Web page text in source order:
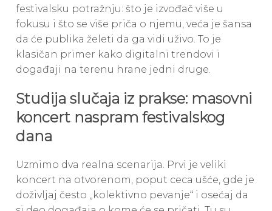
festivalsku potražnju: što je izvođač više u
fokusu i što se više priča o njemu, veća je šansa
da će publika želeti da ga vidi uživo. To je
klasičan primer kako digitalni trendovi i
događaji na terenu hrane jedni druge.
Studija slučaja iz prakse: masovni
koncert naspram festivalskog
dana
Uzmimo dva realna scenarija. Prvi je veliki
koncert na otvorenom, poput ceca ušće, gde je
doživljaj često „kolektivno pevanje“ i osećaj da